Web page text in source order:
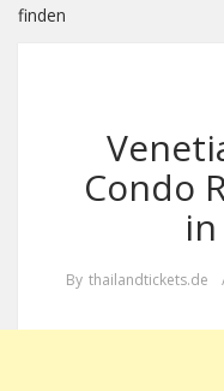
finden
Condo
By thailandtickets.de